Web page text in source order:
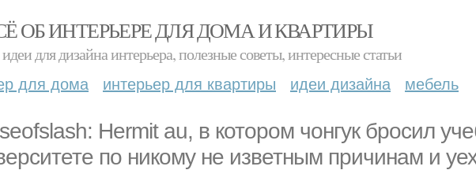
ОБ ИНТЕРЬЕРЕ ДЛЯ ДОМА И КВАРТИРЫ
для дизайна интерьера, полезные советы, интересные статьи
для дома интерьер для квартиры идеи дизайна мебель
Hermit au, в котором чонгук бросил
по никому не изветным причинам и